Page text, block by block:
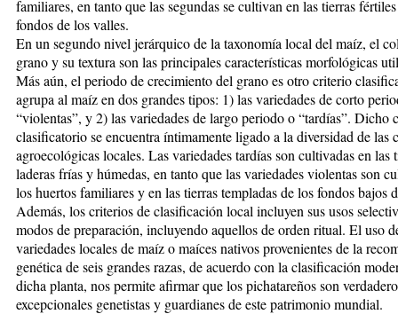
familiares, en tanto que las segundas se cultivan en las tierras
fondos de los valles.
En un segundo nivel jerárquico de la taxonomía local del maíz, el
grano y su textura son las principales características morfológicas
Más aún, el periodo de crecimiento del grano es otro criterio
agrupa al maíz en dos grandes tipos: 1) las variedades de corto
“violentas”, y 2) las variedades de largo periodo o “tardías”. Dicho
clasificatorio se encuentra íntimamente ligado a la diversidad de las
agroecológicas locales. Las variedades tardías son cultivadas en las
laderas frías y húmedas, en tanto que las variedades violentas son
los huertos familiares y en las tierras templadas de los fondos bajos
Además, los criterios de clasificación local incluyen sus usos
modos de preparación, incluyendo aquellos de orden ritual. El uso
variedades locales de maíz o maíces nativos provenientes de la
genética de seis grandes razas, de acuerdo con la clasificación
dicha planta, nos permite afirmar que los pichatareños son
excepcionales genetistas y guardianes de este patrimonio mundial.